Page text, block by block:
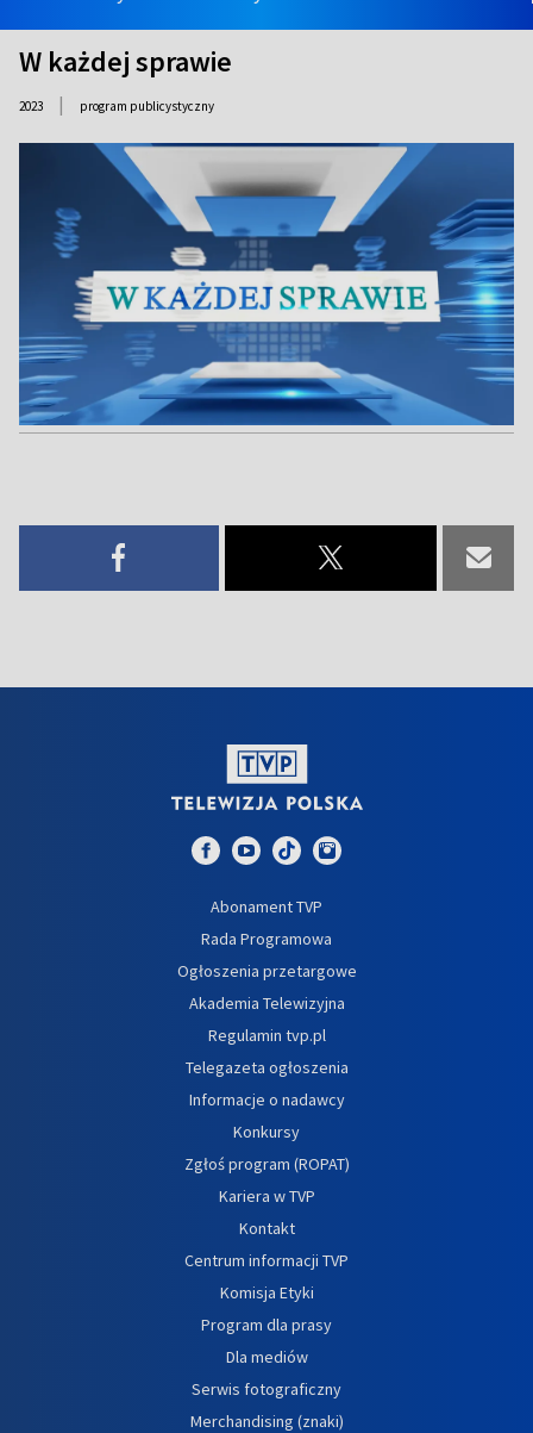
W każdej sprawie
2023 | program publicystyczny
Abonament TVP
Rada Programowa
Ogłoszenia przetargowe
Akademia Telewizyjna
Regulamin tvp.pl
Telegazeta ogłoszenia
Informacje o nadawcy
Konkursy
Zgłoś program (ROPAT)
Kariera w TVP
Kontakt
Centrum informacji TVP
Komisja Etyki
Program dla prasy
Dla mediów
Serwis fotograficzny
Merchandising (znaki)